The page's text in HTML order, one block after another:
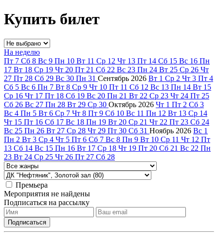
Купить билет
На неделю
Пт 7 Сб 8 Вс 9 Пн 10 Вт 11 Ср 12 Чт 13 Пт 14 Сб 15 Вс 16 Пн
17 Вт 18 Ср 19 Чт 20 Пт 21 Сб 22 Вс 23 Пн 24 Вт 25 Ср 26 Чт
27 Пт 28 Сб 29 Вс 30 Пн 31 Сентябрь 2026 Вт 1 Ср 2 Чт 3 Пт 4
Сб 5 Вс 6 Пн 7 Вт 8 Ср 9 Чт 10 Пт 11 Сб 12 Вс 13 Пн 14 Вт 15
Ср 16 Чт 17 Пт 18 Сб 19 Вс 20 Пн 21 Вт 22 Ср 23 Чт 24 Пт 25
Сб 26 Вс 27 Пн 28 Вт 29 Ср 30 Октябрь 2026 Чт 1 Пт 2 Сб 3
Вс 4 Пн 5 Вт 6 Ср 7 Чт 8 Пт 9 Сб 10 Вс 11 Пн 12 Вт 13 Ср 14
Чт 15 Пт 16 Сб 17 Вс 18 Пн 19 Вт 20 Ср 21 Чт 22 Пт 23 Сб 24
Вс 25 Пн 26 Вт 27 Ср 28 Чт 29 Пт 30 Сб 31 Ноябрь 2026 Вс 1
Пн 2 Вт 3 Ср 4 Чт 5 Пт 6 Сб 7 Вс 8 Пн 9 Вт 10 Ср 11 Чт 12 Пт
13 Сб 14 Вс 15 Пн 16 Вт 17 Ср 18 Чт 19 Пт 20 Сб 21 Вс 22 Пн
23 Вт 24 Ср 25 Чт 26 Пт 27 Сб 28
Премьера
Мероприятия не найдены
Подписаться на рассылку